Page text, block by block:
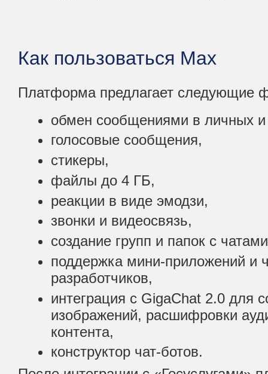
Как пользоваться Max
Платформа предлагает следующие
обмен сообщениями в личных и
голосовые сообщения,
стикеры,
файлы до 4 ГБ,
реакции в виде эмодзи,
звонки и видеосвязь,
создание групп и папок с
поддержка мини-приложений и
разработчиков,
интеграция с GigaChat 2.0 для
изображений, расшифровки
контента,
конструктор чат-ботов.